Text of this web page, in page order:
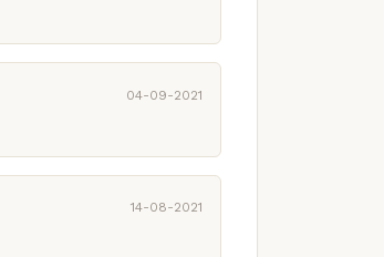
04-09-2021
14-08-2021